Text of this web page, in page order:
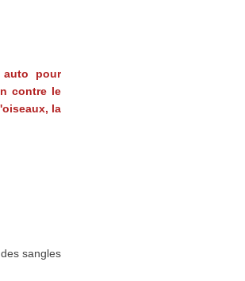
pour
contre le
la
sangles